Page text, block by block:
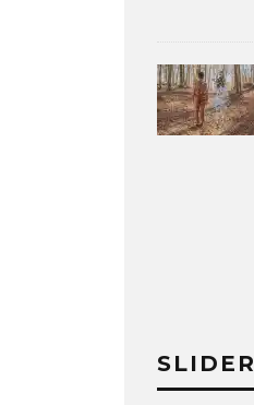
SLIDER